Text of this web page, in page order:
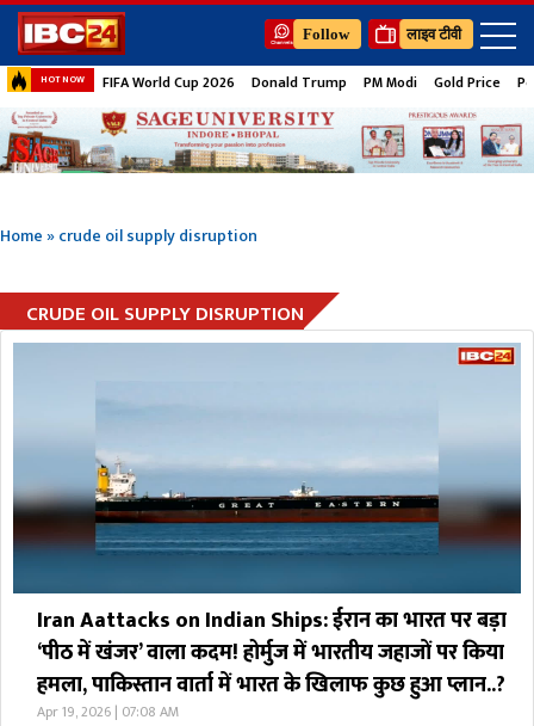
Follow लाइव टीवी
HOT NOW FIFA World Cup 2026 Donald Trump PM Modi Gold Price
Home»crude oil supply disruption
CRUDE OIL SUPPLY DISRUPTION
Iran Aattacks on Indian Ships: ईरान का भारत पर बड़ा
‘पीठ में खंजर’ वाला कदम! होर्मुज में भारतीय जहाजों पर किया
हमला, पाकिस्तान वार्ता में भारत के खिलाफ कुछ हुआ प्लान..?
Apr 19, 2026 | 07:08 AM